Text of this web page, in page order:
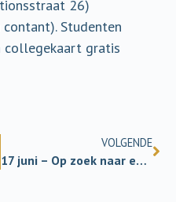
26)
contant). Studenten
collegekaart gratis
VOLGENDE
17 juni – Op zoek naar een T-Rex!